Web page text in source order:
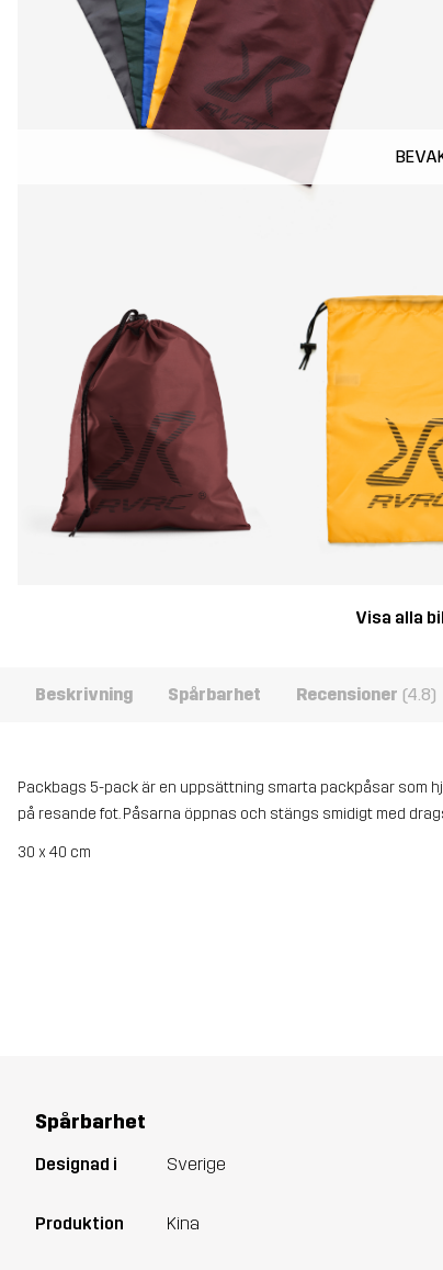
Visa alla
Beskrivning Spårbarhet Recensioner (4.8)
Packbags 5-pack är en uppsättning smarta packpåsar som
på resande fot. Påsarna öppnas och stängs smidigt med
30 x 40 cm
Spårbarhet
Designad i Sverige
Produktion Kina